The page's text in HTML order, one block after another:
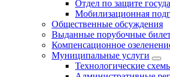
Отдел по защите
Мобилизационная
Общественные обсуждения
Выданные порубочные
Компенсационное
Муниципальные услуги
Технологические